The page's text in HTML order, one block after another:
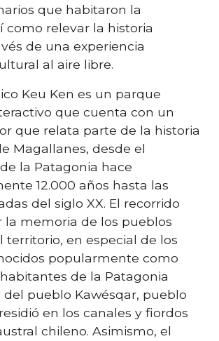
que habitaron la
como relevar la historia
de una experiencia
al aire libre.
Keu Ken es un parque
que cuenta con un
que relata parte de la historia
Magallanes, desde el
la Patagonia hace
12.000 años hasta las
del siglo XX. El recorrido
la memoria de los pueblos
territorio, en especial de los
popularmente como
de la Patagonia
pueblo Kawésqar, pueblo
en los canales y fiordos
chileno. Asimismo, el